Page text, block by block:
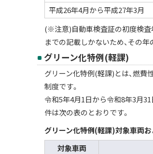
平成26年4月から平成27年3月
(※注意)自動車検査証の初度検査
までの記載しかないため、その
グリーン化特例(軽課)
グリーン化特例(軽課)とは、燃
制度です。
令和5年4月1日から令和8年3月
件は次の表のとおりです。
グリーン化特例(軽課)対象車両
対象車両